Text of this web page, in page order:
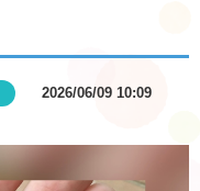
2026/06/09 10:09